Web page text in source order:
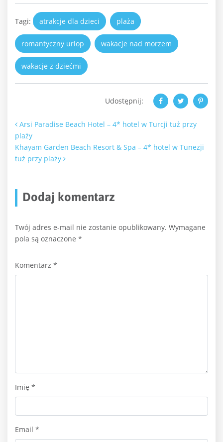
Tagi: atrakcje dla dzieci plaża
romantyczny urlop wakacje nad morzem
wakacje z dziećmi
Udostępnij:
Nawigacja po artykułach
Arsi Paradise Beach Hotel – 4* hotel w Turcji tuż przy
plaży
Khayam Garden Beach Resort & Spa – 4* hotel w Tunezji
tuż przy plaży
Dodaj komentarz
Twój adres e-mail nie zostanie opublikowany. Wymagane
pola są oznaczone *
Komentarz *
Imię *
Email *